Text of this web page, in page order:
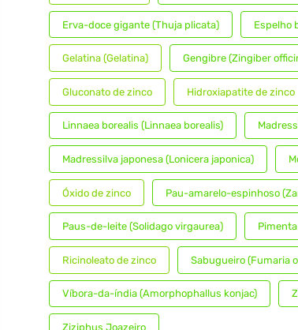
Erva-doce gigante (Thuja plicata) Espelho
Gelatina (Gelatina) Gengibre (Zingiber
Gluconato de zinco Hidroxiapatite de zinco
Linnaea borealis (Linnaea borealis)
Madressilva japonesa (Lonicera japonica)
Óxido de zinco Pau-amarelo-espinhoso
Paus-de-leite (Solidago virgaurea)
Ricinoleato de zinco Sabugueiro (Fumaria
Víbora-da-índia (Amorphophallus konjac)
Ziziphus Joazeiro